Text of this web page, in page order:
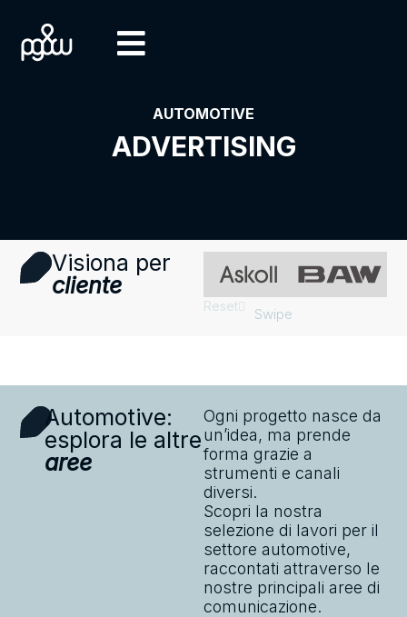
AUTOMOTIVE
ADVERTISING
Visiona per
cliente
Reset Swipe
Ogni progetto nasce da
un’idea, ma prende
forma grazie a
strumenti e canali
diversi.
Scopri la nostra
selezione di lavori per il
settore automotive,
raccontati attraverso le
nostre principali aree di
comunicazione.
Automotive:
esplora le altre
aree